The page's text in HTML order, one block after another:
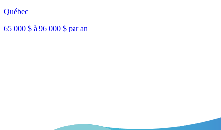
Québec
65 000 $ à 96 000 $ par an